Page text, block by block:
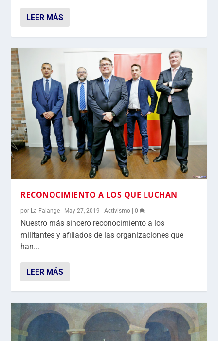
LEER MÁS
RECONOCIMIENTO A LOS QUE LUCHAN
por La Falange May 27, 2019 |Activismo |0
Nuestro más sincero reconocimiento a los
militantes y afiliados de las organizaciones que
han...
LEER MÁS